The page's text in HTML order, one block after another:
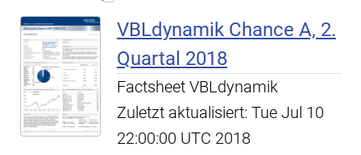
VBLdynamik Chance A, 2.
Quartal 2018
Factsheet VBLdynamik
Zuletzt aktualisiert: Tue Jul 10
22:00:00 UTC 2018